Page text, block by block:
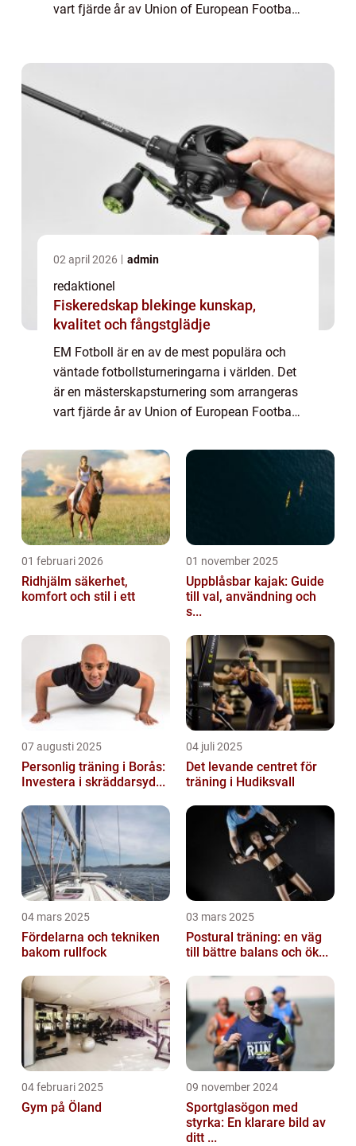
vart fjärde år av Union of European Football
02 april 2026 admin
redaktionel
Fiskeredskap blekinge kunskap,
kvalitet och fångstglädje
EM Fotboll är en av de mest populära och
väntade fotbollsturneringarna i världen. Det
är en mästerskapsturnering som arrangeras
vart fjärde år av Union of European Football
lång historia och har blivit ett symb...
01 februari 2026
Ridhjälm säkerhet,
komfort och stil i ett
01 november 2025
Uppblåsbar kajak: Guide
till val, användning och
s...
07 augusti 2025
Personlig träning i Borås:
Investera i skräddarsyd...
04 juli 2025
Det levande centret för
träning i Hudiksvall
04 mars 2025
Fördelarna och tekniken
bakom rullfock
03 mars 2025
Postural träning: en väg
till bättre balans och ök...
04 februari 2025
Gym på Öland
09 november 2024
Sportglasögon med
styrka: En klarare bild av
ditt ...